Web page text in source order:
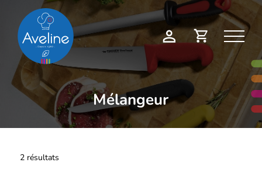
Mon Demande
de
Mélangeur
2 résultats
Panneau de gestion des cookies